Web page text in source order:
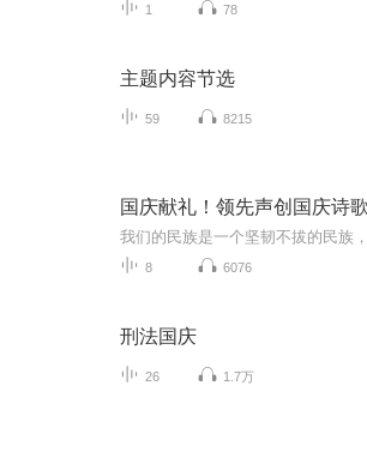
1 78
主题内容节选
59 8215
国庆献礼！领先声创国庆诗
8 6076
刑法国庆
26 1.7万